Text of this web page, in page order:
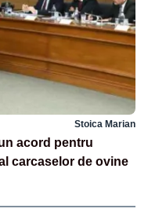
Stoica Marian
acord pentru
carcaselor de ovine